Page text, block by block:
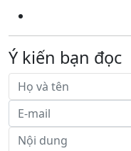
Ý kiến bạn đọc